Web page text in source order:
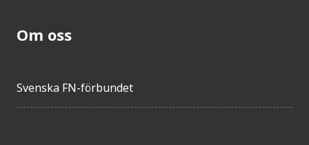
Om oss
Svenska FN-förbundet